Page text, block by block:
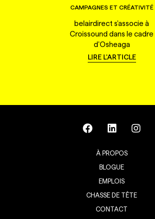
CAMPAGNES ET CRÉATIVITÉ
belairdirect s'associe à
Croissound dans le cadre
d'Osheaga
LIRE L'ARTICLE
À PROPOS
BLOGUE
EMPLOIS
CHASSE DE TÊTE
CONTACT